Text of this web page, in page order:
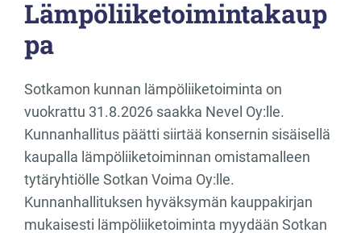
Lämpöliiketoimintakaup
pa
Sotkamon kunnan lämpöliiketoiminta on
vuokrattu 31.8.2026 saakka Nevel Oy:lle.
Kunnanhallitus päätti siirtää konsernin sisäisellä
kaupalla lämpöliiketoiminnan omistamalleen
tytäryhtiölle Sotkan Voima Oy:lle.
Kunnanhallituksen hyväksymän kauppakirjan
mukaisesti lämpöliiketoiminta myydään Sotkan